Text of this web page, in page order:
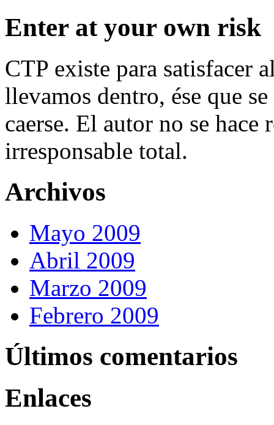
Enter at your own risk
CTP existe para satisfacer
llevamos dentro, ése que
caerse. El autor no se hace
irresponsable total.
Archivos
Mayo 2009
Abril 2009
Marzo 2009
Febrero 2009
Últimos comentarios
Enlaces